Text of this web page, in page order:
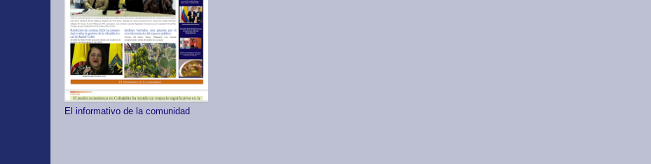
El informativo de la comunidad